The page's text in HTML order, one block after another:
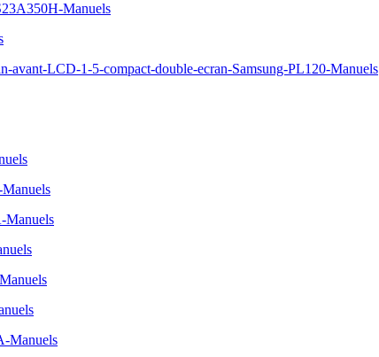
Manuels
avant-LCD-1-5-compact-double-ecran-Samsung-PL120-Manuels
Manuels
Manuels